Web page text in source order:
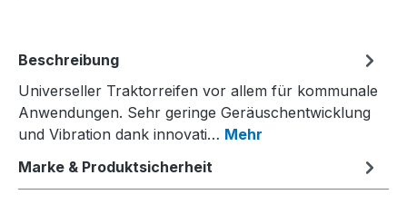
Beschreibung
Universeller Traktorreifen vor allem für kommunale
Anwendungen. Sehr geringe Geräuschentwicklung
und Vibration dank innovati… Mehr
Marke & Produktsicherheit